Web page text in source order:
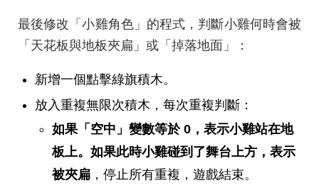
最後修改「小雞角色」的程式，判斷小雞何時會被
「天花板與地板夾扁」或「掉落地面」：
新增一個點擊綠旗積木。
放入重複無限次積木，每次重複判斷：
如果「空中」變數等於 0，表示小雞站在地
板上。如果此時小雞碰到了舞台上方，表示
被夾扁 ，停止所有重複，遊戲結束。